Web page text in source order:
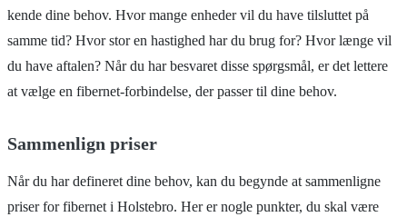
kende dine behov. Hvor mange enheder vil du have tilsluttet på
samme tid? Hvor stor en hastighed har du brug for? Hvor længe vil
du have aftalen? Når du har besvaret disse spørgsmål, er det lettere
at vælge en fibernet-forbindelse, der passer til dine behov.
Sammenlign priser
Når du har defineret dine behov, kan du begynde at sammenligne
priser for fibernet i Holstebro. Her er nogle punkter, du skal være